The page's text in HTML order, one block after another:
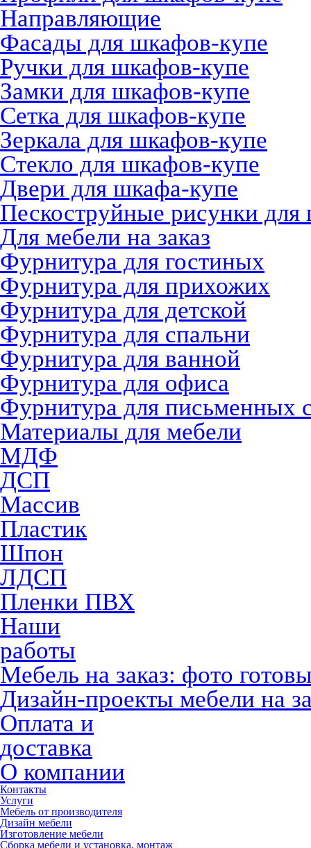
Направляющие
Фасады для шкафов-купе
Ручки для шкафов-купе
Замки для шкафов-купе
Сетка для шкафов-купе
Зеркала для шкафов-купе
Стекло для шкафов-купе
Двери для шкафа-купе
Пескоструйные рисунки
Для мебели на заказ
Фурнитура для гостиных
Фурнитура для прихожих
Фурнитура для детской
Фурнитура для спальни
Фурнитура для ванной
Фурнитура для офиса
Фурнитура для письменных
Материалы для мебели
МДФ
ДСП
Массив
Пластик
Шпон
ЛДСП
Пленки ПВХ
Наши
работы
Мебель на заказ: фото
Дизайн-проекты мебели на
Оплата и
доставка
О компании
Контакты
Услуги
Мебель от производителя
Дизайн мебели
Изготовление мебели
Сборка мебели и установка, монтаж